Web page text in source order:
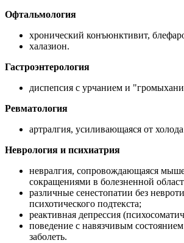
Офтальмология
хронический конъюнктивит,
халазион.
Гастроэнтерология
диспепсия с урчанием и
Ревматология
артралгия, усиливающаяся от
Неврология и психиатрия
невралгия, сопровождающаяся
сокращениями в болезненной
различные сенестопатии без
психотического подтекста;
реактивная депрессия
поведение с навязчивым
заболеть.